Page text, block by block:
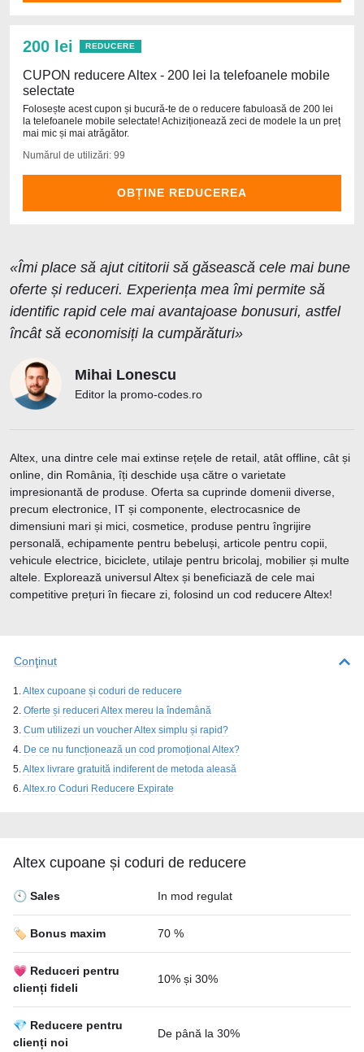
200 lei REDUCERE
CUPON reducere Altex - 200 lei la telefoanele mobile
selectate
Folosește acest cupon și bucură-te de o reducere fabuloasă de 200 lei
la telefoanele mobile selectate! Achiziționează zeci de modele la un preț
mai mic și mai atrăgător.
Numărul de utilizări: 99
OBȚINE REDUCEREA
Conţinut
Altex cupoane și coduri de reducere
Oferte și reduceri Altex mereu la îndemână
Cum utilizezi un voucher Altex simplu și rapid?
De ce nu funcționează un cod promoțional Altex?
Altex livrare gratuită indiferent de metoda aleasă
Altex.ro Coduri Reducere Expirate
Altex cupoane și coduri de reducere
🕙 Sales In mod regulat
🏷️ Bonus maxim 70 %
💗 Reduceri pentru
clienți fideli
10% și 30%
💎 Reducere pentru
clienți noi
De până la 30%
«Îmi place să ajut cititorii să găsească cele mai bune
oferte și reduceri. Experiența mea îmi permite să
identific rapid cele mai avantajoase bonusuri, astfel
încât să economisiți la cumpărături»
Mihai Lonescu
Editor la promo-codes.ro
Altex, una dintre cele mai extinse rețele de retail, atât offline, cât și
online, din România, îți deschide ușa către o varietate
impresionantă de produse. Oferta sa cuprinde domenii diverse,
precum electronice, IT și componente, electrocasnice de
dimensiuni mari și mici, cosmetice, produse pentru îngrijire
personală, echipamente pentru bebeluși, articole pentru copii,
vehicule electrice, biciclete, utilaje pentru bricolaj, mobilier și multe
altele. Explorează universul Altex și beneficiază de cele mai
competitive prețuri în fiecare zi, folosind un cod reducere Altex!